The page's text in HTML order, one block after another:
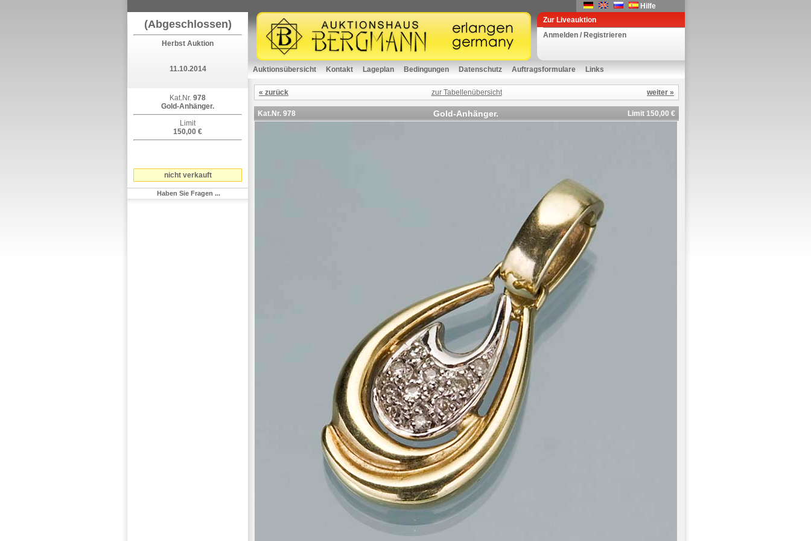
Hilfe
(Abgeschlossen)
Herbst Auktion
11.10.2014
Kat.Nr. 978
Gold-Anhänger.
Limit
150,00 €
nicht verkauft
Haben Sie Fragen ...
Zur Liveauktion
Anmelden / Registrieren
Auktionsübersicht Kontakt Lageplan Bedingungen Datenschutz Auftragsformulare Links
« zurück zur Tabellenübersicht weiter »
Kat.Nr. 978 Gold-Anhänger. Limit 150,00 €